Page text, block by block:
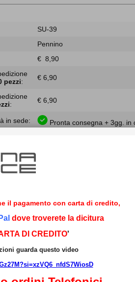
il pagamento con carta di credito,
dove troverete la dicitura
DI CREDITO'
guarda questo video
SU-39
Pennino
€ 8,90
pezzi: € 6,90
: € 6,90
in sede: Pronta consegna + 3gg. in
ricambi@servicemessina.it
on-line?Registrati!
da noi?Ecco
questo prodotto ai tuoi amici